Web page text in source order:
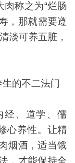
肉称之为“烂肠
，那就需要遵
淡可养五脏，
的不二法门
经、道学、儒
心养性。让精
烟酒，适当饿
，才能保持全